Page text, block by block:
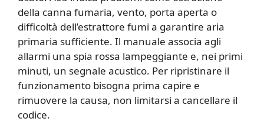
della canna fumaria, vento, porta aperta o
difficoltà dell’estrattore fumi a garantire aria
primaria sufficiente. Il manuale associa agli
allarmi una spia rossa lampeggiante e, nei primi
minuti, un segnale acustico. Per ripristinare il
funzionamento bisogna prima capire e
rimuovere la causa, non limitarsi a cancellare il
codice.